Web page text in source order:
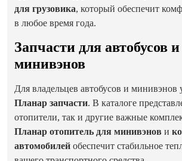
для грузовика, который обеспечит
в любое время года.
Запчасти для автобусов и
минивэнов
Для владельцев автобусов и минивэнов
Планар запчасти. В каталоге
отопители, так и другие важные
Планар отопитель для минивэнов и
автомобилей обеспечит стабильное